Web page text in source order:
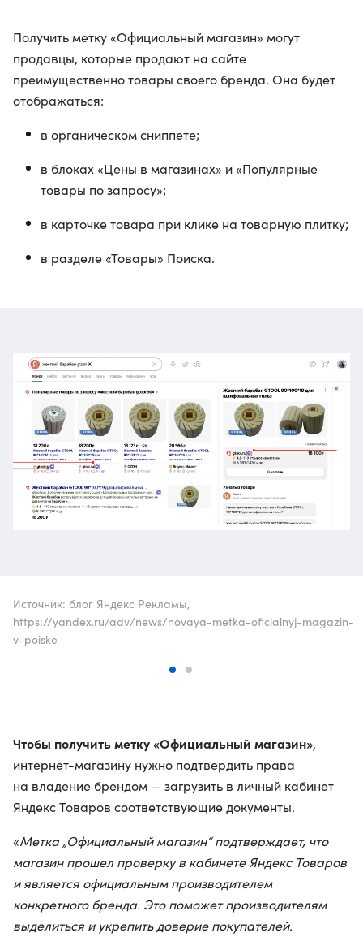
Получить метку «Официальный магазин» могут
продавцы, которые продают на сайте
преимущественно товары своего бренда. Она будет
отображаться:
в органическом сниппете;
в блоках «Цены в магазинах» и «Популярные
товары по запросу»;
в карточке товара при клике на товарную плитку;
в разделе «Товары» Поиска.
Источник: блог Яндекс Рекламы,
https://yandex.ru/adv/news/novaya-metka-oficialnyj-magazin-
v-poiske
Чтобы получить метку «Официальный магазин»,
интернет-магазину нужно подтвердить права
на владение брендом — загрузить в личный кабинет
Яндекс Товаров соответствующие документы.
«Метка „Официальный магазин“ подтверждает, что
магазин прошел проверку в кабинете Яндекс Товаров
и является официальным производителем
конкретного бренда. Это поможет производителям
выделиться и укрепить доверие покупателей.